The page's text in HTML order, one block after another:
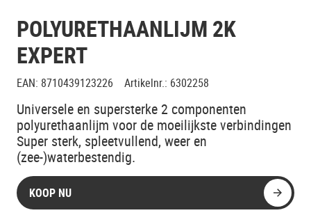
POLYURETHAANLIJM 2K
EXPERT
EAN: 8710439123226 Artikelnr.: 6302258
Universele en supersterke 2 componenten
polyurethaanlijm voor de moeilijkste verbindingen
Super sterk, spleetvullend, weer en
(zee-)waterbestendig.
KOOP NU